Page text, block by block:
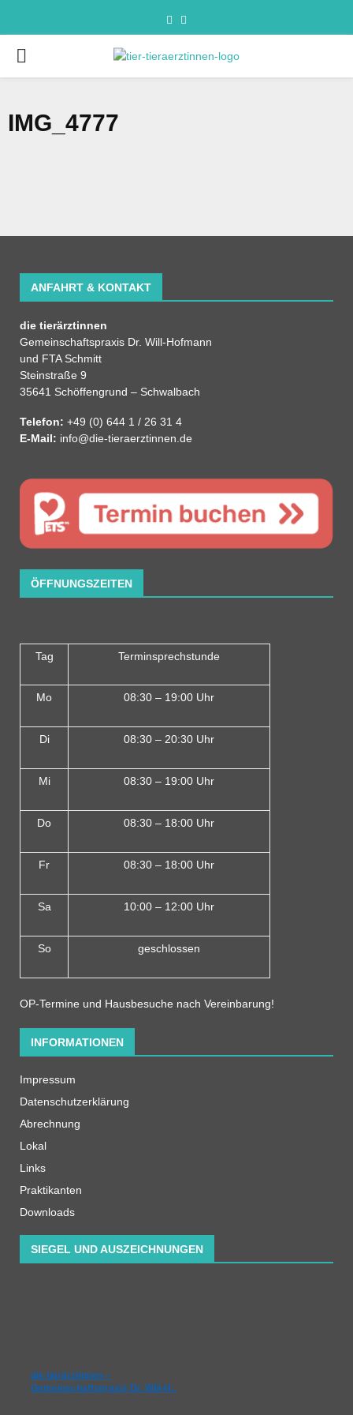
IMG_4777
ANFAHRT & KONTAKT
die tierärztinnen
Gemeinschaftspraxis Dr. Will-Hofmann
und FTA Schmitt
Steinstraße 9
35641 Schöffengrund – Schwalbach
Telefon: +49 (0) 644 1 / 26 31 4
E-Mail: info@die-tieraerztinnen.de
ÖFFNUNGSZEITEN
Tag Terminsprechstunde
Mo 08:30 – 19:00 Uhr
Di 08:30 – 20:30 Uhr
Mi 08:30 – 19:00 Uhr
Do 08:30 – 18:00 Uhr
Fr 08:30 – 18:00 Uhr
Sa 10:00 – 12:00 Uhr
So geschlossen
OP-Termine und Hausbesuche nach Vereinbarung!
INFORMATIONEN
Impressum
Datenschutzerklärung
Abrechnung
Lokal
Links
Praktikanten
Downloads
SIEGEL UND AUSZEICHNUNGEN
die tierärztinnen –
Gemeinschaftspraxis Dr. Will-H…